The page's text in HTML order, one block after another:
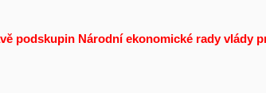
podskupin Národní ekonomické rady